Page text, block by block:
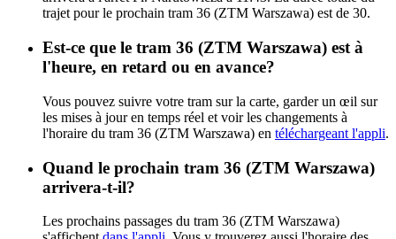
trajet pour le prochain tram 36 (ZTM Warszawa) est de 30.
Est-ce que le tram 36 (ZTM Warszawa) est à
l'heure, en retard ou en avance?
Vous pouvez suivre votre tram sur la carte, garder un œil sur
les mises à jour en temps réel et voir les changements à
l'horaire du tram 36 (ZTM Warszawa) en téléchargeant l'appli.
Quand le prochain tram 36 (ZTM Warszawa)
arrivera-t-il?
Les prochains passages du tram 36 (ZTM Warszawa)